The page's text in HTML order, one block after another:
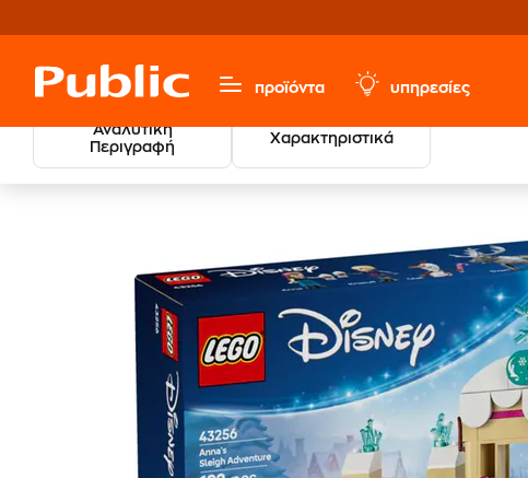
προϊόντα υπηρεσίες
Αναλυτική
Περιγραφή
Χαρακτηριστικά
Παιχνίδια & Παιδικά